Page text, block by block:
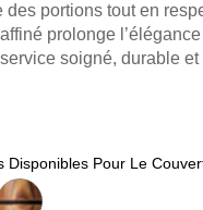
des portions tout en
prolonge
soigné, durable
Disponibles Pour Le